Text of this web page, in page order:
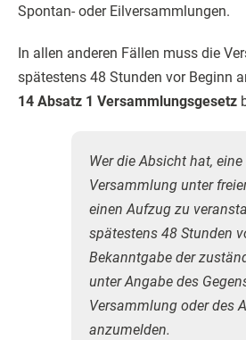
Spontan- oder Eilversammlungen.
In allen anderen Fällen muss die
spätestens 48 Stunden vor Beginn
14 Absatz 1 Versammlungsgesetz
Wer die Absicht hat,
Versammlung unter
einen Aufzug zu
spätestens 48 Stunden
Bekanntgabe der
unter Angabe des
Versammlung oder des
anzumelden.